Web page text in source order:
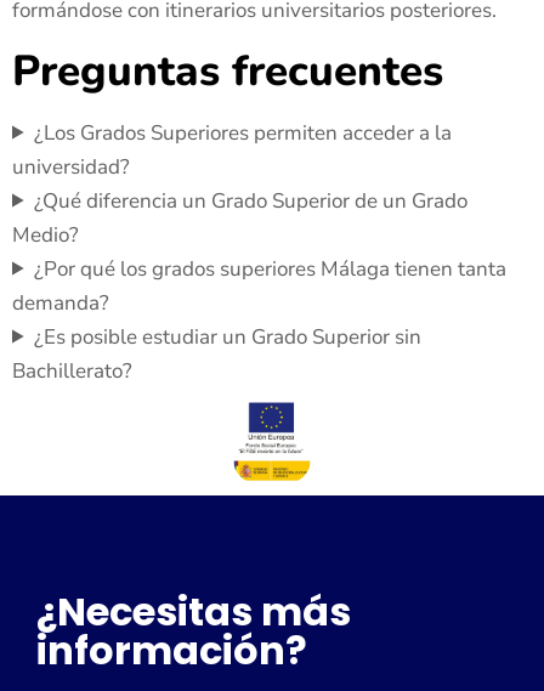
formándose con itinerarios universitarios posteriores.
Preguntas frecuentes
¿Los Grados Superiores permiten acceder a la
universidad?
¿Qué diferencia un Grado Superior de un Grado
Medio?
¿Por qué los grados superiores Málaga tienen tanta
demanda?
¿Es posible estudiar un Grado Superior sin
Bachillerato?
¿Necesitas más
información?